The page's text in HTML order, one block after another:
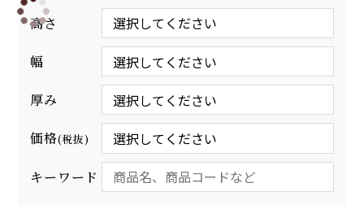
高さ
幅
厚み
価格(税抜)
キーワード